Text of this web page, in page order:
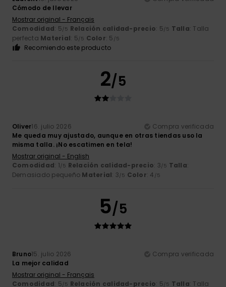
Cómodo de llevar
Mostrar original - Français
Comodidad: 5/5 Relación calidad-precio: 5/5 Talla: Talla
perfecta Material: 5/5 Color: 5 /5
Recomiendo este producto
2/5
Oliver16. julio 2026
Compra verificada
Me queda muy ajustado, aunque en otras tiendas uso la
misma talla. ¡No escatimen en tela!
Mostrar original - English
Comodidad: 1/5 Relación calidad-precio: 3/5 Talla:
Demasiado pequeño Material: 3/5 Color: 4 /5
5/5
Bruno15. julio 2026
Compra verificada
La mejor calidad
Mostrar original - Français
Comodidad: 5/5 Relación calidad-precio: 5/5 Talla: Talla